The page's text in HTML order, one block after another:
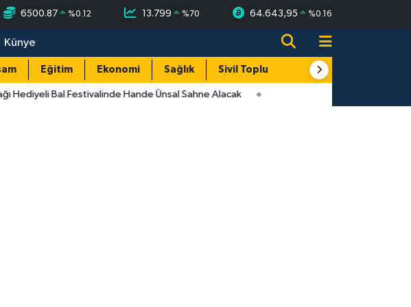
6500.87 %0.12 13.799 %70 64.643,95 %0.16
Künye
Eğitim Ekonomi Sağlık Sivil Toplum Turizm
Hediyeli Bal Festivalinde Hande Ünsal Sahne Alacak